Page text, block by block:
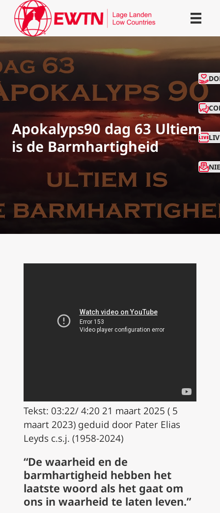
Apokalyps90 dag 63 Ultiem
is de Barmhartigheid
Tekst: 03:22/ 4:20 21 maart 2025 ( 5
maart 2023) geduid door Pater Elias
Leyds c.s.j. (1958-2024)
“De waarheid en de
barmhartigheid hebben het
laatste woord als het gaat om
ons in waarheid te laten leven.”